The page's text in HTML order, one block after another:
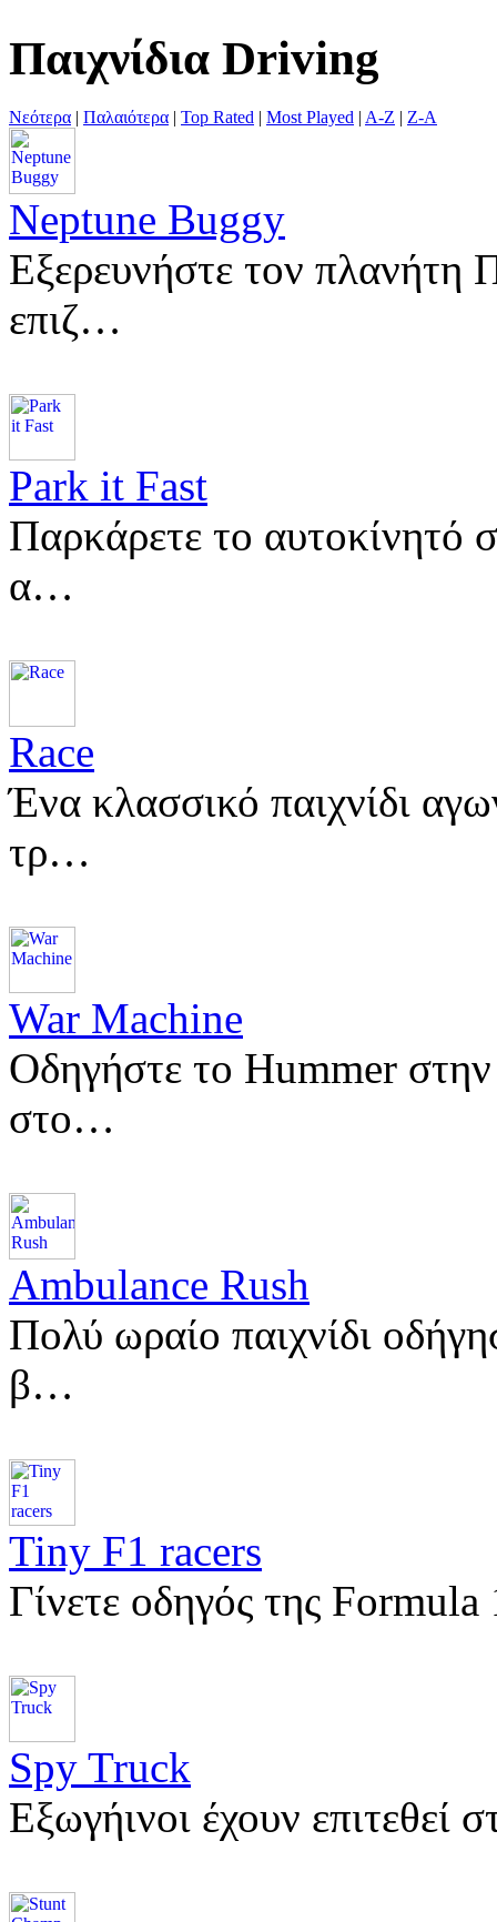
Παιχνίδια Driving
Νεότερα | Παλαιότερα | Top Rated | Most Played | A-Z | Z-A
Neptune Buggy
Εξερευνήστε τον πλανήτη
επιζ…
Park it Fast
Παρκάρετε το αυτοκίνητό
α…
Race
Ένα κλασσικό παιχνίδι
τρ…
War Machine
Οδηγήστε το Hummer στην
στο…
Ambulance Rush
Πολύ ωραίο παιχνίδι
β…
Tiny F1 racers
Γίνετε οδηγός της
Spy Truck
Εξωγήινοι έχουν